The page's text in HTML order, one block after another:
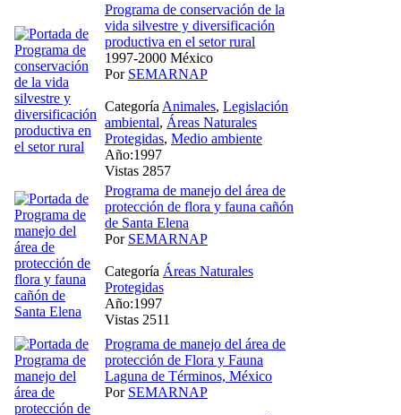
Programa de conservación de la
vida silvestre y diversificación
productiva en el setor rural
1997-2000 México
Por SEMARNAP
Categoría Animales, Legislación
ambiental, Áreas Naturales
Protegidas, Medio ambiente
Año:1997
Vistas 2857
Programa de manejo del área de
protección de flora y fauna cañón
de Santa Elena
Por SEMARNAP
Categoría Áreas Naturales
Protegidas
Año:1997
Vistas 2511
Programa de manejo del área de
protección de Flora y Fauna
Laguna de Términos, México
Por SEMARNAP